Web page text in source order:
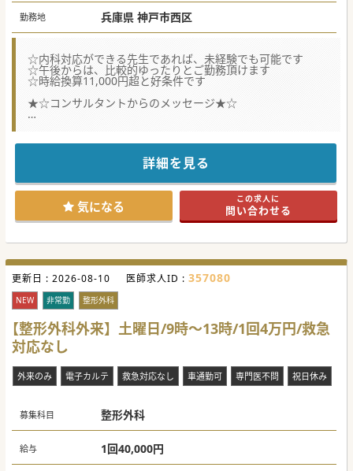
勤務地 兵庫県 神戸市西区
☆内科対応ができる先生であれば、未経験でも可能です
☆午後からは、比較的ゆったりとご勤務頂けます
☆時給換算11,000円超と好条件です
★☆コンサルタントからのメッセージ★☆
内科対応が可能な先生であればご応募頂けますので、
本件が少しでも気になる先生は是非一度お問い合わせくださ
詳細を見る
気になる この求人に
問い合わせる
更新日 : 2026-08-10 医師求人ID : 357080
NEW 非常勤 整形外科
【整形外科外来】土曜日/9時～13時/1回4万円/救急
対応なし
外来のみ 電子カルテ 救急対応なし 車通勤可 専門医不問 祝日休み
募集科目 整形外科
給与 1回40,000円